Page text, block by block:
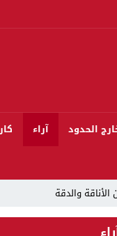
الحدود آراء